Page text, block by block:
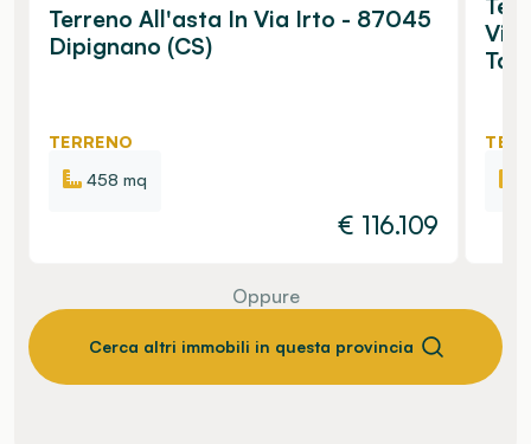
Terreno All'asta In Via Irto - 87045
Dipignano (CS)
TERRENO
458 mq
€ 116.109
Via
Oppure
Cerca altri immobili in questa provincia